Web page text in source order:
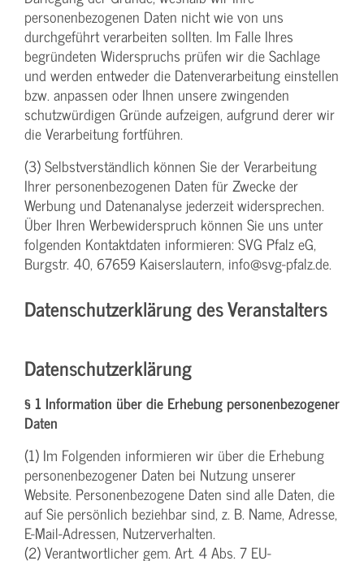
personenbezogenen Daten nicht wie von uns
durchgeführt verarbeiten sollten. Im Falle Ihres
begründeten Widerspruchs prüfen wir die Sachlage
und werden entweder die Datenverarbeitung einstellen
bzw. anpassen oder Ihnen unsere zwingenden
schutzwürdigen Gründe aufzeigen, aufgrund derer wir
die Verarbeitung fortführen.
(3) Selbstverständlich können Sie der Verarbeitung
Ihrer personenbezogenen Daten für Zwecke der
Werbung und Datenanalyse jederzeit widersprechen.
Über Ihren Werbewiderspruch können Sie uns unter
folgenden Kontaktdaten informieren: SVG Pfalz eG,
Burgstr. 40, 67659 Kaiserslautern, info@svg-pfalz.de.
Datenschutzerklärung des Veranstalters
Datenschutzerklärung
§ 1 Information über die Erhebung personenbezogener
Daten
(1) Im Folgenden informieren wir über die Erhebung
personenbezogener Daten bei Nutzung unserer
Website. Personenbezogene Daten sind alle Daten, die
auf Sie persönlich beziehbar sind, z. B. Name, Adresse,
E-Mail-Adressen, Nutzerverhalten.
(2) Verantwortlicher gem. Art. 4 Abs. 7 EU-